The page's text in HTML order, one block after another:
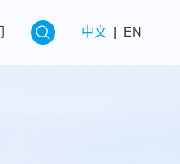
中文 EN